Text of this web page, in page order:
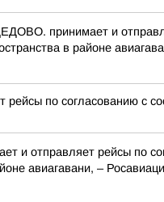
принимает и
в районе
по согласованию с
и отправляет рейсы по
авиагавани, –